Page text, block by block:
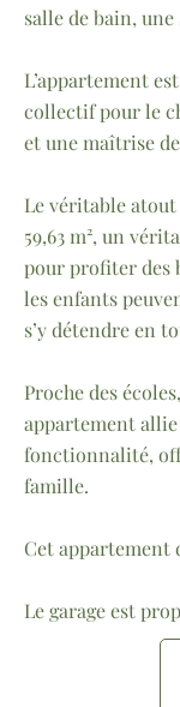
salle de bain, une
L’appartement
collectif pour le
et une maîtrise
Le véritable atout
59,63 m², un
pour profiter des
les enfants
s’y détendre en
Proche des
appartement
fonctionnalité,
famille.
Cet appartement
Le garage est